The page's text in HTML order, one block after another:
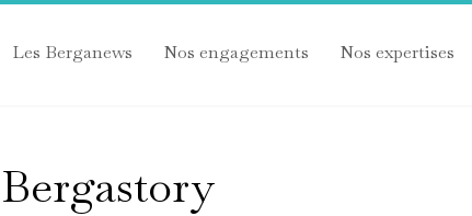
Les Berganews Nos engagements Nos expertises